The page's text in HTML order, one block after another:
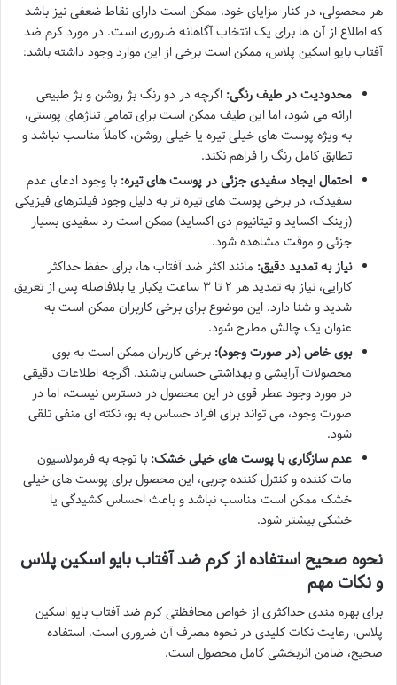
هر محصولی، در کنار مزایای خود، ممکن است دارای نقاط ضعفی نیز باشد
که اطلاع از آن ها برای یک انتخاب آگاهانه ضروری است. در مورد کرم ضد
آفتاب بایو اسکین پلاس، ممکن است برخی از این موارد وجود داشته باشد:
محدودیت در طیف رنگی: اگرچه در دو رنگ بژ روشن و بژ طبیعی
ارائه می شود، اما این طیف ممکن است برای تمامی تناژهای پوستی،
به ویژه پوست های خیلی تیره یا خیلی روشن، کاملاً مناسب نباشد و
تطابق کامل رنگ را فراهم نکند.
احتمال ایجاد سفیدی جزئی در پوست های تیره: با وجود ادعای عدم
سفیدک، در برخی پوست های تیره تر به دلیل وجود فیلترهای فیزیکی
(زینک اکساید و تیتانیوم دی اکساید) ممکن است رد سفیدی بسیار
جزئی و موقت مشاهده شود.
نیاز به تمدید دقیق: مانند اکثر ضد آفتاب ها، برای حفظ حداکثر
کارایی، نیاز به تمدید هر ۲ تا ۳ ساعت یکبار یا بلافاصله پس از تعریق
شدید و شنا دارد. این موضوع برای برخی کاربران ممکن است به
عنوان یک چالش مطرح شود.
بوی خاص (در صورت وجود): برخی کاربران ممکن است به بوی
محصولات آرایشی و بهداشتی حساس باشند. اگرچه اطلاعات دقیقی
در مورد وجود عطر قوی در این محصول در دسترس نیست، اما در
صورت وجود، می تواند برای افراد حساس به بو، نکته ای منفی تلقی
شود.
عدم سازگاری با پوست های خیلی خشک: با توجه به فرمولاسیون
مات کننده و کنترل کننده چربی، این محصول برای پوست های خیلی
خشک ممکن است مناسب نباشد و باعث احساس کشیدگی یا
خشکی بیشتر شود.
نحوه صحیح استفاده از کرم ضد آفتاب بایو اسکین پلاس
و نکات مهم
برای بهره مندی حداکثری از خواص محافظتی کرم ضد آفتاب بایو اسکین
پلاس، رعایت نکات کلیدی در نحوه مصرف آن ضروری است. استفاده
صحیح، ضامن اثربخشی کامل محصول است.